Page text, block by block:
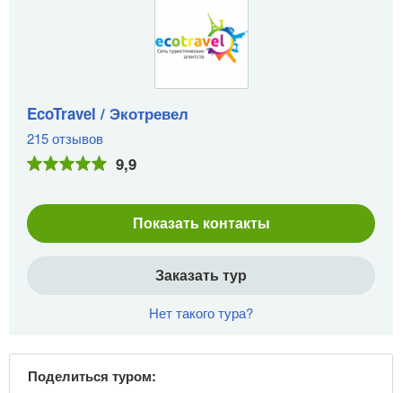
EcoTravel / Экотревел
215 отзывов
9,9
Показать контакты
Заказать тур
Нет такого тура?
Поделиться туром: